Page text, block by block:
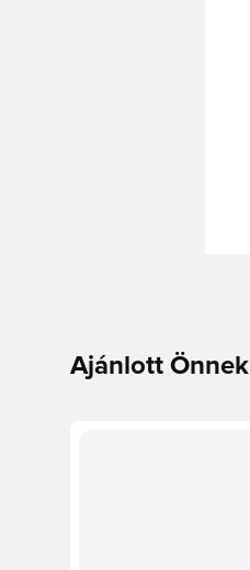
Ajánlott Önnek